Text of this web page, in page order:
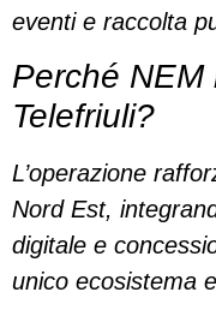
eventi e raccolta
Perché NEM
Telefriuli?
L’operazione
Nord Est,
digitale e
unico ecosistema